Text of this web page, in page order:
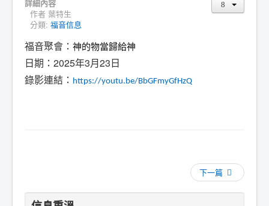
詳細內容
作者 葉特生
分類: 福音信息
福音聚會： 神的物當歸給神
日期：2025年3月23日
錄影連結： https://youtu.be/BbGFmyGfHzQ
下一篇